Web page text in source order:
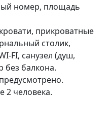
номер, площадь
прикроватные
столик,
FI, санузел (душ,
без балкона.
2 человека.